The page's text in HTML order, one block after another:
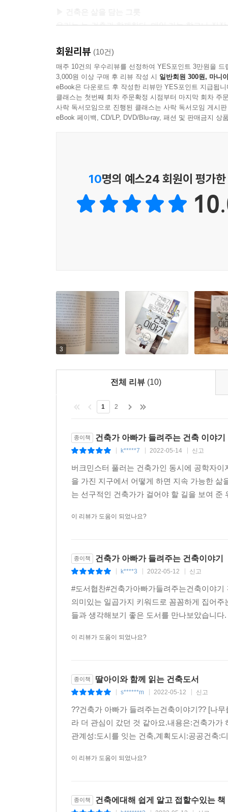
우리는 늘 건축과 함께한다. 매일 가는 학교나 직
가는 데 핵심적인 기능을 담당하고 있는 건축에 대
이 책은 건축에 대한 중요한 7가지 키워드를 뽑
있던 고민들과 함께 짚어 본다. 이런 이야기 속
영향을 주고받고 있는지, 수준이 높은 건축물은
바라보는 다양한 관점을 통해 건축이 우리 삶의
그 속에 담긴 건축의 새로운 특징을 통해 현대
프리츠커상을 받은 건축가 ‘왕슈’와 그의 대표
건축의 특징이 그의 건축에서 어떤 방식으로 반
가능할 수 있었던 DDP와 설계자 자하 하디드의 건
▶ 건축가의 세계를 맛보다
저자는 지금 활발하게 활동하고 있는 세계적인
건축가의 의도, 역사와 예술성 등을 다각도에서
버크민스터 풀러를 통해 다양한 면모를 가진 건축
전통을 현대 건축에 녹여 낸 그들만의 방법과 함
활동하며 지역적 특색이 묻어나는 자신의 건
아이디어를 건축물에 반영시켜 세계무대에서
건축가는 공학적인 기술은 물론 인문학적인 깊
▶ 언제라도 가 볼 수 있는 우리나라 건축물을 두루
이 책에서는 특히 외국의 유명 건축물뿐만 아니
독자들이 쉽게 찾아가 볼 수 있도록 한다. 김수
유엔스튜디오의 갤러리아 백화점에 이르기까
고민과 그 결과물들을 눈으로 직접 확인할 수 있게
회원리뷰 (10건)
매주 10건의 우수리뷰를 선정하여 YES포인트 3만원을 드
3,000원 이상 구매 후 리뷰 작성 시 일반회원 300원, 마니
eBook은 다운로드 후 작성한 리뷰만 YES포인트 지급됩니
클래스는 첫번째 회차 주문확정 시점부터 마지막 회차 주
사락 독서모임으로 진행된 클래스는 사락 독서모임 게시
eBook 페이백, CD/LP, DVD/Blu-ray, 패션 및 판매금지 상
10명의 예스24 회원이 평가
3
전체 리뷰 (10)
1 2
종이책 건축가 아빠가 들려주는 건축 이야기
k*****7 2022-05-14 신고
버크민스터 풀러는 건축가인 동시에 공학자
을 가진 지구에서 어떻게 하면 지속 가능한
는 선구적인 건축가가 걸어야 할 길을 보여
이 리뷰가 도움이 되었나요?
종이책 건축가 아빠가 들려주는 건축이야기
k****3 2022-05-12 신고
#도서협찬#건축가아빠가들려주는건축이야
의미있는 일곱가지 키워드로 꼼꼼하게 집어
들과 생각해보기 좋은 도서를 만나보았습니
이 리뷰가 도움이 되었나요?
종이책 딸아이와 함께 읽는 건축도서
s******m 2022-05-12 신고
??건축가 아빠가 들려주는건축이야기?? [나
라 더 관심이 갔던 것 같아요.내용은:건축가
관계성:도시를 잇는 건축,계획도시:공공건축:
이 리뷰가 도움이 되었나요?
종이책 건축에대해 쉽게 알고 접할수있는 책